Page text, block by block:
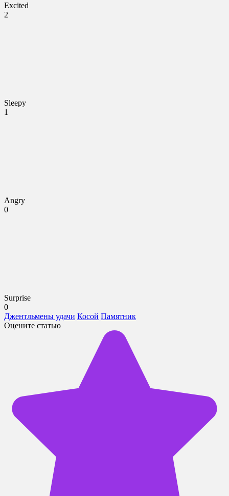
Excited
2
Sleepy
1
Angry
0
Surprise
0
Джентльмены удачи Косой Памятник
Оцените статью